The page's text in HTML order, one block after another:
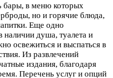
бары, в меню которых
но и горячие блюда,
Еще одно
наличии душа, туалета и
освежиться и выспаться в
Из развлечений
издания, благодаря
Перечень услуг и опций